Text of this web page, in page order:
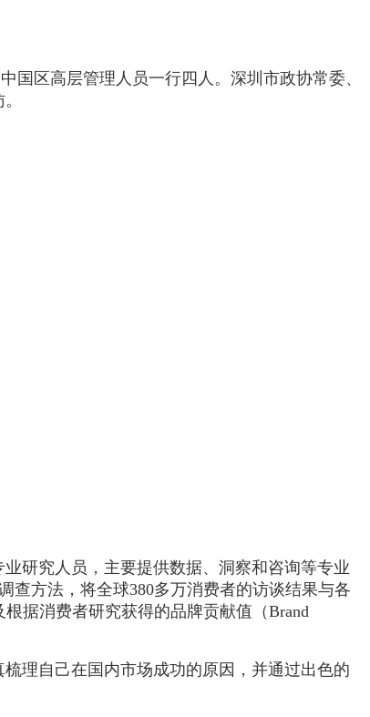
国区高层管理人员一行四人。深圳市政协常委、
研究人员，主要提供数据、洞察和咨询等专业
查方法，将全球380多万消费者的访谈结果与各
据消费者研究获得的品牌贡献值（Brand
理自己在国内市场成功的原因，并通过出色的